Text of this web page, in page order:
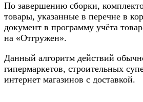
По завершению сборки,
товары, указанные в перечне в
документ в программу учёта
на «Отгружен».
Данный алгоритм действий
гипермаркетов, строительных
интернет магазинов с доставкой.